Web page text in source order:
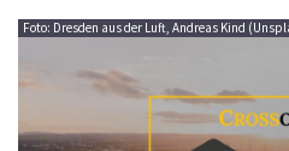
Foto: Dresden aus der Luft, Andreas Kind